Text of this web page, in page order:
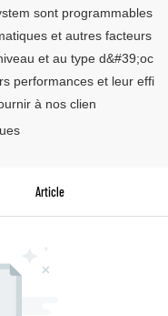
sont programmables
et autres facteurs
et au type d&#39;oc
performances et leur effi
à nos clien
Article